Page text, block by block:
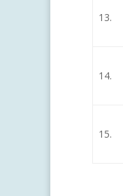
13.
14.
15.